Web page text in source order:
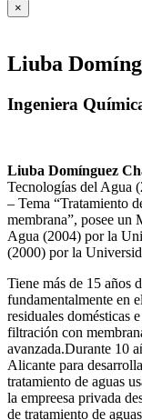
×
Liuba
Ingeniera
Liuba Domínguez
Tecnologías del Agua
– Tema “Tratamiento
membrana”, posee un
Agua (2004) por la
(2000) por la
Tiene más de 15 años
fundamentalmente en
residuales domésticas
filtración con
avanzada.Durante 10
Alicante para
tratamiento de aguas
la empreesa privada
de tratamiento de